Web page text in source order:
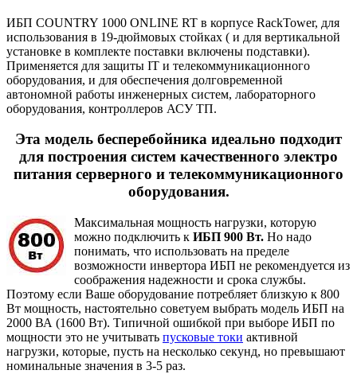
ИБП COUNTRY 1000 ONLINE RT в корпусе RackTower, для
использования в 19-дюймовых стойках ( и для вертикальной
установке в комплекте поставки включены подставки).
Применяется для защиты IT и телекоммуникационного
оборудования, и для обеспечения долговременной
автономной работы инженерных систем, лабораторного
оборудования, контроллеров АСУ ТП.
Эта модель бесперебойника идеально подходит
для построения систем качественного электро
питания серверного и телекоммуникационного
оборудования.
Максимальная мощность нагрузки, которую
можно подключить к ИБП 900 Вт. Но надо
понимать, что использовать на пределе
возможности инвертора ИБП не рекомендуется из
соображения надежности и срока службы.
Поэтому если Ваше оборудование потребляет близкую к 800
Вт мощность, настоятельно советуем выбрать модель ИБП на
2000 ВА (1600 Вт). Типичной ошибкой при выборе ИБП по
мощности это не учитывать пусковые токи активной
нагрузки, которые, пусть на несколько секунд, но превышают
номинальные значения в 3-5 раз.